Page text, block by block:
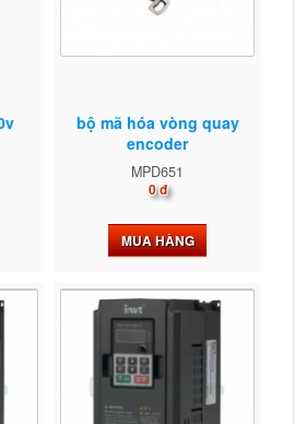
bộ mã hóa vòng quay
encoder
MPD651
0 đ
MUA HÀNG